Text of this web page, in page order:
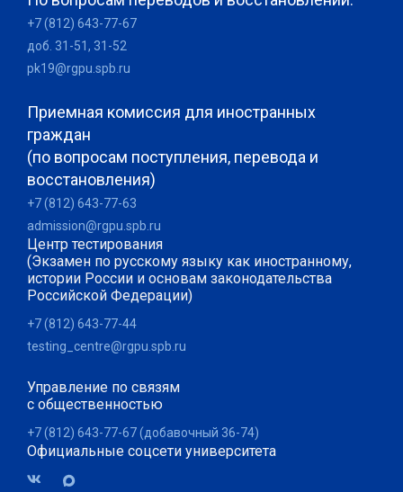
+7 (812) 643-77-67
доб. 31-51, 31-52
pk19@rgpu.spb.ru
Приемная комиссия для иностранных
граждан
(по вопросам поступления, перевода и
восстановления)
+7 (812) 643-77-63
admission@rgpu.spb.ru
Центр тестирования
(Экзамен по русскому языку как иностранному,
истории России и основам законодательства
Российской Федерации)
+7 (812) 643-77-44
testing_centre@rgpu.spb.ru
Управление по связям
с общественностью
+7 (812) 643-77-67 (добавочный 36-74)
Официальные соцсети университета